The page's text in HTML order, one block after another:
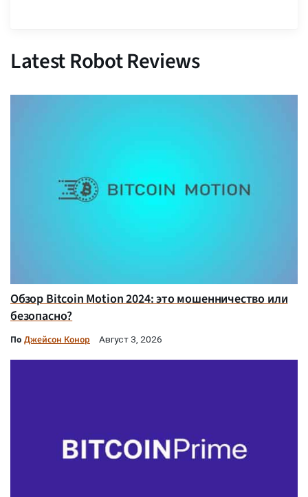
Latest Robot Reviews
Обзор Bitcoin Motion 2024: это мошенничество или
безопасно?
По Джейсон Конор Август 3, 2026